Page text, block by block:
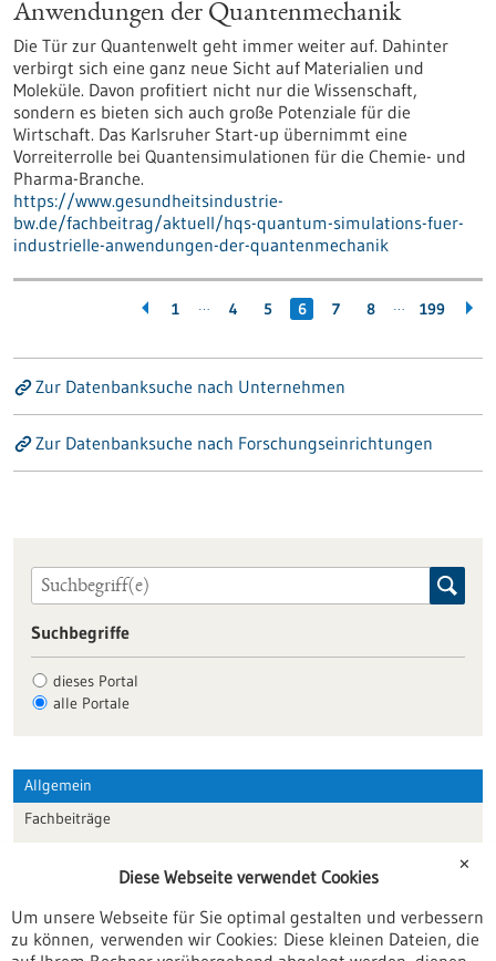
Anwendungen der Quantenmechanik
Die Tür zur Quantenwelt geht immer weiter auf. Dahinter
verbirgt sich eine ganz neue Sicht auf Materialien und
Moleküle. Davon profitiert nicht nur die Wissenschaft,
sondern es bieten sich auch große Potenziale für die
Wirtschaft. Das Karlsruher Start-up übernimmt eine
Vorreiterrolle bei Quantensimulationen für die Chemie- und
Pharma-Branche.
https://www.gesundheitsindustrie-
bw.de/fachbeitrag/aktuell/hqs-quantum-simulations-fuer-
industrielle-anwendungen-der-quantenmechanik
1 … 4 5 6 7 8 … 199
Zur Datenbanksuche nach Unternehmen
Zur Datenbanksuche nach Forschungseinrichtungen
Suchbegriffe
dieses Portal
alle Portale
Allgemein
Fachbeiträge
Veranstaltungen
Erscheinungsdatum
✕
Diese Webseite verwendet Cookies
Um unsere Webseite für Sie optimal gestalten und verbessern
zu können, verwenden wir Cookies: Diese kleinen Dateien, die